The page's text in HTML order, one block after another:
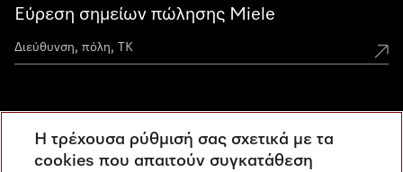
Εύρεση σημείων πώλησης Miele
Ανακαλύψτε τα Miele Experience Center
Η τρέχουσα ρύθμισή σας σχετικά με τα
cookies που απαιτούν συγκατάθεση